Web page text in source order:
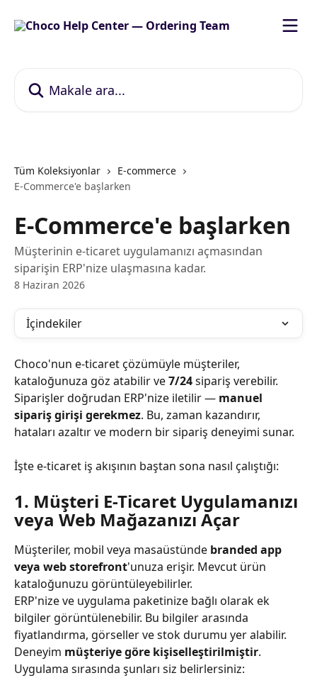
Tüm Koleksiyonlar
E-commerce
E-Commerce'e başlarken
E-Commerce'e başlarken
Müşterinin e-ticaret uygulamanızı açmasından
siparişin ERP'nize ulaşmasına kadar.
8 Haziran 2026
İçindekiler
Choco'nun e-ticaret çözümüyle müşteriler,
kataloğunuza göz atabilir ve 7/24 sipariş verebilir.
Siparişler doğrudan ERP'nize iletilir — manuel
sipariş girişi gerekmez. Bu, zaman kazandırır,
hataları azaltır ve modern bir sipariş deneyimi sunar.
İşte e-ticaret iş akışının baştan sona nasıl çalıştığı:
1. Müşteri E-Ticaret Uygulamanızı
veya Web Mağazanızı Açar
Müşteriler, mobil veya masaüstünde branded app
veya web storefront'unuza erişir. Mevcut ürün
kataloğunuzu görüntüleyebilirler.
ERP'nize ve uygulama paketinize bağlı olarak ek
bilgiler görüntülenebilir. Bu bilgiler arasında
fiyatlandırma, görseller ve stok durumu yer alabilir.
Deneyim müşteriye göre kişiselleştirilmiştir.
Uygulama sırasında şunları siz belirlersiniz: